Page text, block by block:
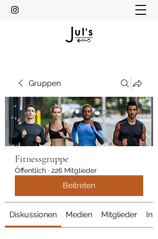
Gruppen
Fitnessgruppe
Öffentlich · 226 Mitglieder
Beitreten
Diskussionen Medien Mitglieder Info